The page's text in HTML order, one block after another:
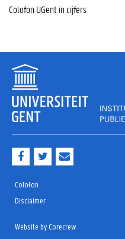
Colofon UGent in cijfers
e
o
k
Colofon
Disclaimer
Website by Corecrew